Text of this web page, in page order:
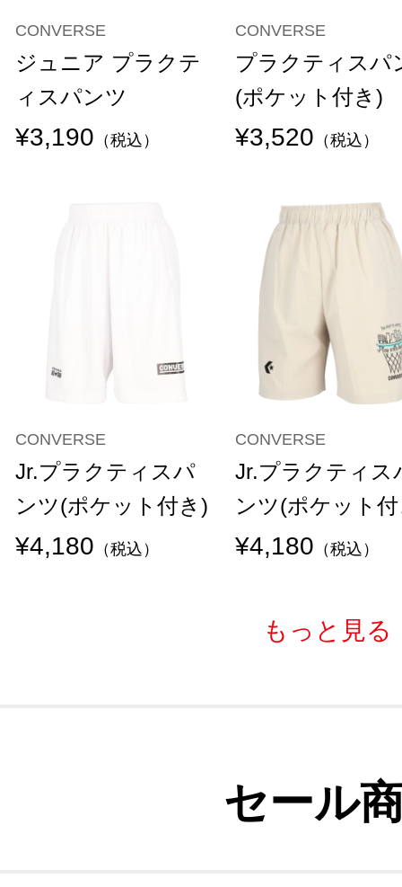
CONVERSE
ジュニア プラクテ
ィスパンツ
¥3,190 （税込）
CONVERSE
プラクティスパ
(ポケット付き)
¥3,520 （税込）
CONVERSE
Jr.プラクティスパ
ンツ(ポケット付き)
¥4,180 （税込）
CONVERSE
Jr.プラクティス
ンツ(ポケット
¥4,180 （税込）
もっと見る
セール